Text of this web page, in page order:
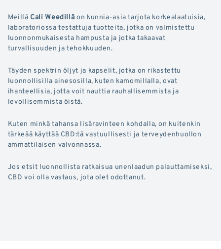
Meillä Cali Weedilläon kunnia-asia tarjota korkealaatuisia,
laboratoriossa testattuja tuotteita, jotka on valmistettu
luonnonmukaisesta hampusta ja jotka takaavat
turvallisuuden ja tehokkuuden.
Täyden spektrin öljyt ja kapselit, jotka on rikastettu
luonnollisilla ainesosilla, kuten kamomillalla, ovat
ihanteellisia, jotta voit nauttia rauhallisemmista ja
levollisemmista öistä.
Kuten minkä tahansa lisäravinteen kohdalla, on kuitenkin
tärkeää käyttää CBD:tä vastuullisesti ja terveydenhuollon
ammattilaisen valvonnassa.
Jos etsit luonnollista ratkaisua unenlaadun palauttamiseksi,
CBD voi olla vastaus, jota olet odottanut.